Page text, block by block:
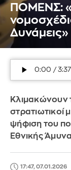
ΠΟΜΕΝΣ:
Δυνάμεις»
Κλιμακώνουν
στρατιωτικοί
ψήφιση του
Εθνικής
17:47, 07.01.2026